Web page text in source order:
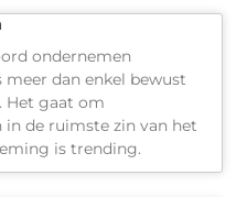
ondernemen
dan enkel bewust
Het gaat om
de ruimste zin van het
is trending.